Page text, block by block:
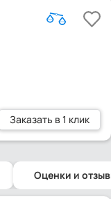
Заказать в 1 клик
Оценки и